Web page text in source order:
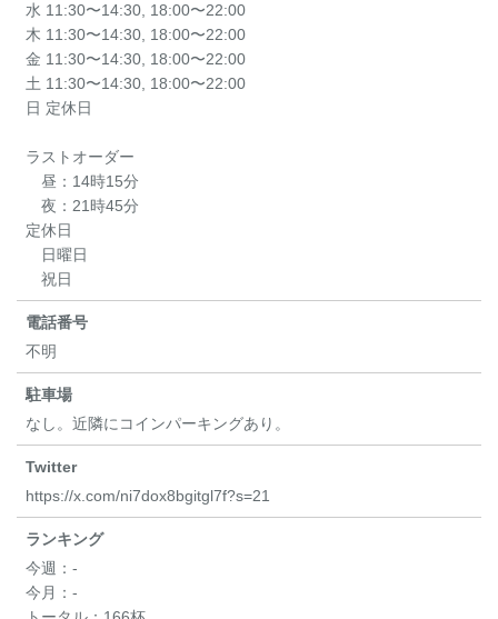
水 11:30〜14:30, 18:00〜22:00
木 11:30〜14:30, 18:00〜22:00
金 11:30〜14:30, 18:00〜22:00
土 11:30〜14:30, 18:00〜22:00
日 定休日
ラストオーダー
昼：14時15分
夜：21時45分
定休日
日曜日
祝日
電話番号
不明
駐車場
なし。近隣にコインパーキングあり。
Twitter
https://x.com/ni7dox8bgitgl7f?s=21
ランキング
今週： -
今月： -